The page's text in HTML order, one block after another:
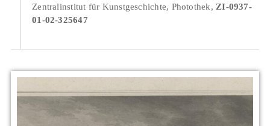
Zentralinstitut für Kunstgeschichte, Photothek, ZI-0937-
01-02-325647